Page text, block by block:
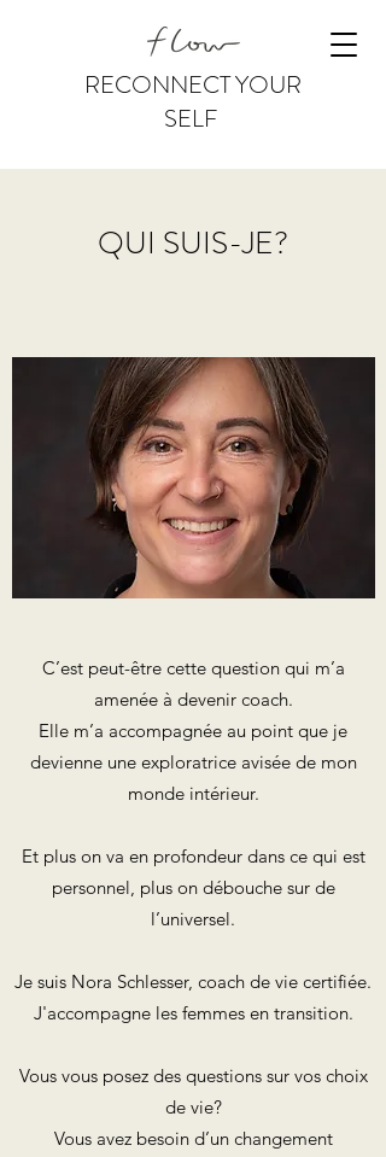
RECONNECT YOUR
SELF
QUI SUIS-JE?
C’est peut-être cette question qui m’a
amenée à devenir coach.
Elle m’a accompagnée au point que je
devienne une exploratrice avisée de mon
monde intérieur.
Et plus on va en profondeur dans ce qui est
personnel, plus on débouche sur de
l’universel.
Je suis Nora Schlesser, coach de vie certifiée.
J'accompagne les femmes en transition.
Vous vous posez des questions sur vos choix
de vie?
Vous avez besoin d’un changement